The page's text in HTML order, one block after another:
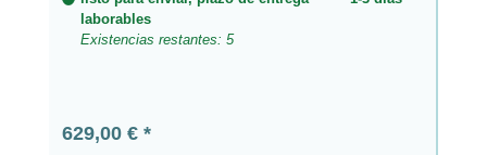
laborables
Existencias restantes: 5
Precio normal:
629,00 €